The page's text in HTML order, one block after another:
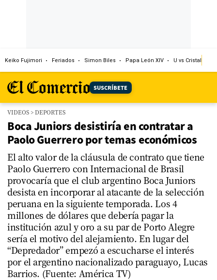
Keiko Fujimori Feriados Simon Biles Papa León XIV U vs Cristal
SUSCRÍBETE
VIDEOS >DEPORTES
Boca Juniors desistiría en contratar a
Paolo Guerrero por temas económicos
El alto valor de la cláusula de contrato que tiene
Paolo Guerrero con Internacional de Brasil
provocaría que el club argentino Boca Juniors
desista en incorporar al atacante de la selección
peruana en la siguiente temporada. Los 4
millones de dólares que debería pagar la
institución azul y oro a su par de Porto Alegre
sería el motivo del alejamiento. En lugar del
“Depredador” empezó a escucharse el interés
por el argentino nacionalizado paraguayo, Lucas
Barrios. (Fuente: América TV)